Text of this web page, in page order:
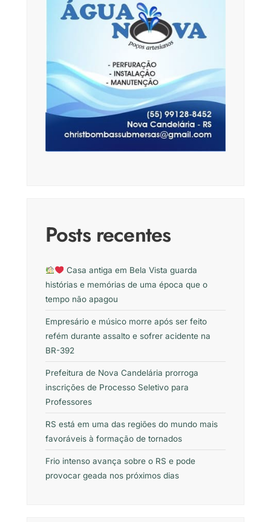
Posts recentes
Casa antiga em Bela Vista guarda
histórias e memórias de uma época que o
tempo não apagou
Empresário e músico morre após ser feito
refém durante assalto e sofrer acidente na
BR-392
Prefeitura de Nova Candelária prorroga
inscrições de Processo Seletivo para
Professores
RS está em uma das regiões do mundo mais
favoráveis à formação de tornados
Frio intenso avança sobre o RS e pode
provocar geada nos próximos dias